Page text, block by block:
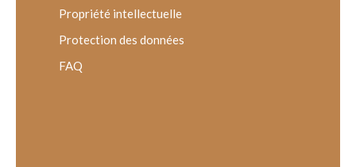
Propriété intellectuelle
Protection des données
FAQ